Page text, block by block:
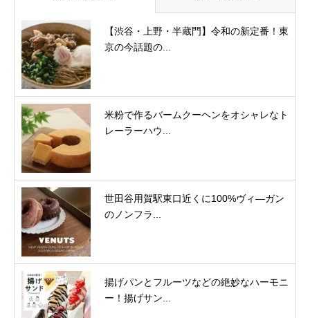
【渋谷・上野・半蔵門】令和の新定番！東
京の今話題の...
米粉で作るバームクーヘンをオシャレなト
レーラーハウ...
世田谷用賀駅東口近くに100%ヴィ―ガン
のノンフラ...
揚げパンとフルーツなどの絶妙なハーモニ
ー！揚げサン...